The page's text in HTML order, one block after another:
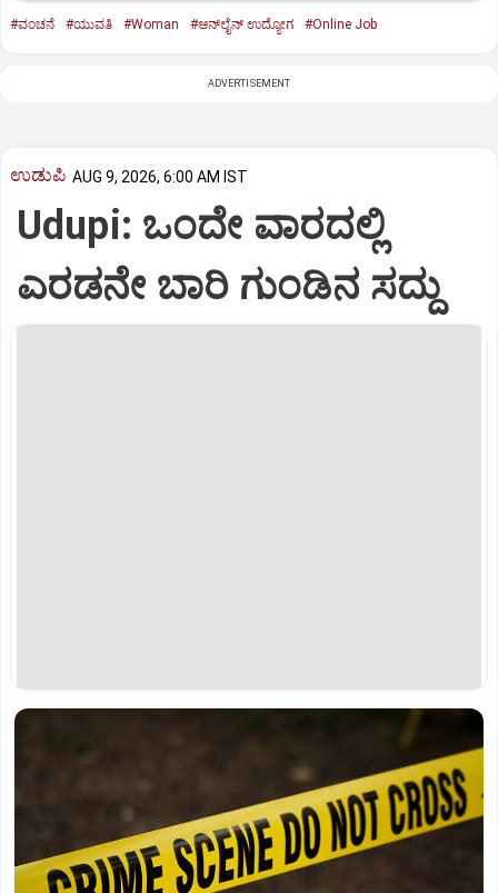
#ವಂಚನೆ #ಯುವತಿ #Woman #ಆನ್‌ಲೈನ್‌ ಉದ್ಯೋಗ #Online Job
ADVERTISEMENT
ಉಡುಪಿ AUG 9, 2026, 6:00 AM IST
Udupi: ಒಂದೇ ವಾರದಲ್ಲಿ
ಎರಡನೇ ಬಾರಿ ಗುಂಡಿನ ಸದ್ದು